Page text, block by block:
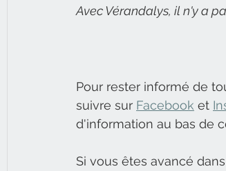
Avec Vérandalys, il n'y a
Pour rester informé de
suivre sur Facebook et
d'information au bas de
Si vous êtes avancé